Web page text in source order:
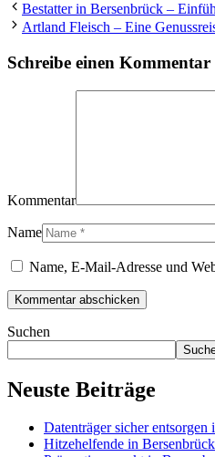
Bestatter in Bersenbrück –
Artland Fleisch – Eine
Schreibe einen Kommentar
Kommentar
Name
Name, E-Mail-Adresse und
Suchen
Neuste Beiträge
Datenträger sicher
Hitzehelfende in